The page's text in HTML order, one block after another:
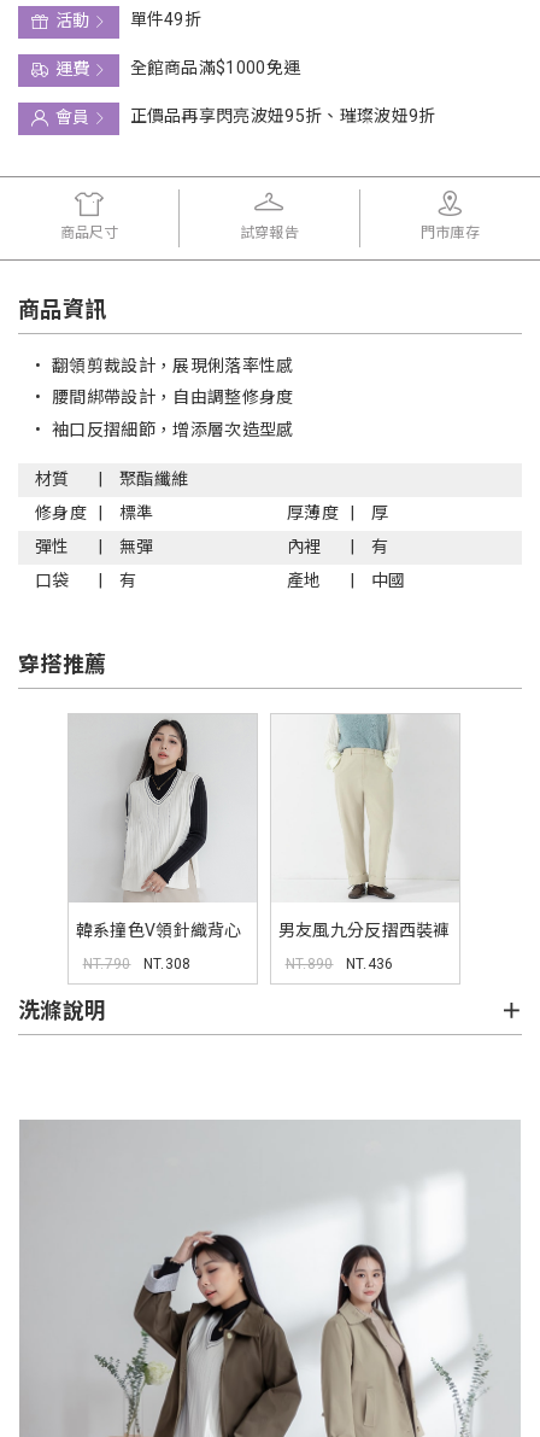
活動
單件49折
運費
全館商品滿$1000免運
會員
正價品再享閃亮波妞95折、璀璨波妞9折
商品尺寸 試穿報告 門市庫存
商品資訊
• 翻領剪裁設計，展現俐落率性感
• 腰間綁帶設計，自由調整修身度
• 袖口反摺細節，增添層次造型感
材質
聚酯纖維
修身度
標準 厚薄度
厚
彈性
無彈 內裡
有
口袋
有 產地 中國
穿搭推薦
韓系撞色V領針織背心
MISS
NT.790 NT.308
男友風九分反摺西裝褲
MISS
NT.890 NT.436
洗滌說明